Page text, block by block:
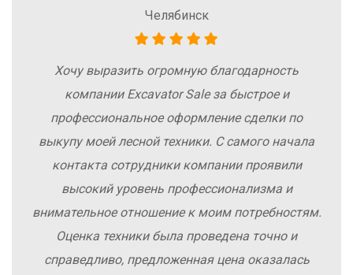
Челябинск
Хочу выразить огромную благодарность
компании Excavator Sale за быстрое и
профессиональное оформление сделки по
выкупу моей лесной техники. С самого начала
контакта сотрудники компании проявили
высокий уровень профессионализма и
внимательное отношение к моим потребностям.
Оценка техники была проведена точно и
справедливо, предложенная цена оказалась